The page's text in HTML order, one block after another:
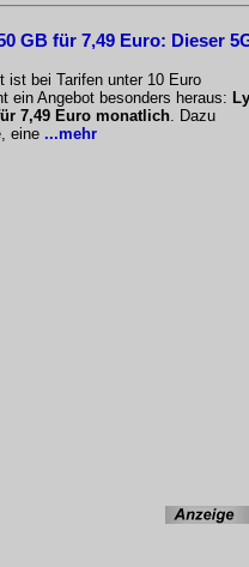
GB für 7,49 Euro: Dieser
ist bei Tarifen unter 10 Euro
ein Angebot besonders heraus:
7,49 Euro monatlich. Dazu
eine ...mehr